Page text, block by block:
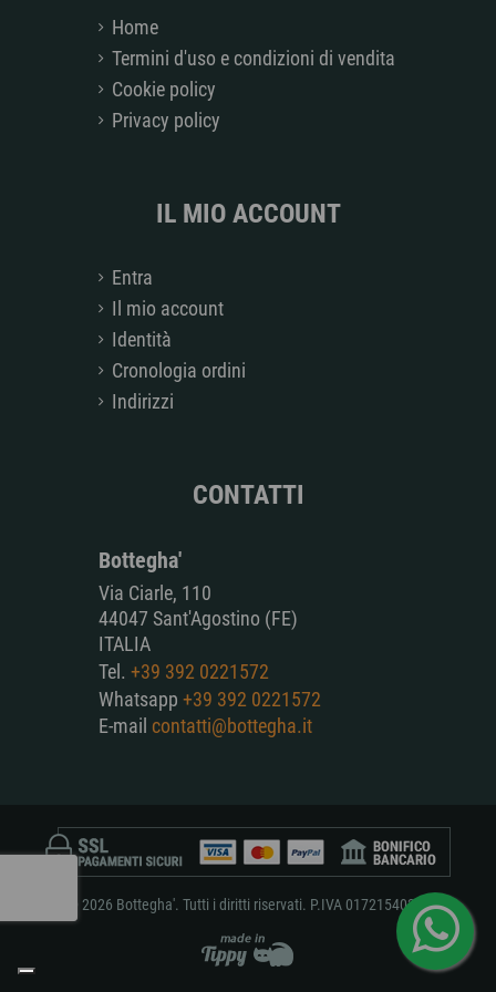
Home
Termini d'uso e condizioni di vendita
Cookie policy
Privacy policy
IL MIO ACCOUNT
Entra
Il mio account
Identità
Cronologia ordini
Indirizzi
CONTATTI
Bottegha'
Via Ciarle, 110
44047 Sant'Agostino (FE)
ITALIA
Tel. +39 392 0221572
Whatsapp +39 392 0221572
E-mail contatti@bottegha.it
© 2026 Bottegha'. Tutti i diritti riservati. P.IVA 01721540381